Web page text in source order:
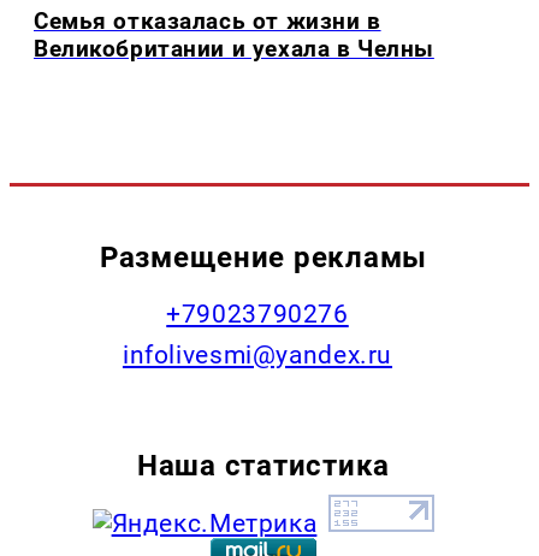
Семья отказалась от жизни в
Великобритании и уехала в Челны
Размещение рекламы
+79023790276
infolivesmi@yandex.ru
Наша статистика